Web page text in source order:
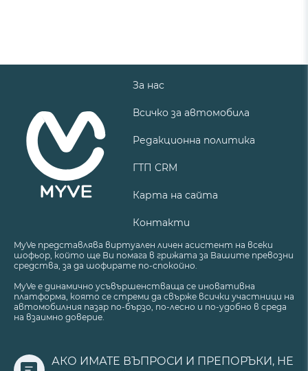
За нас
Всичко за автомобила
Редакционна политика
ГТП CRM
Карта на сайта
Контакти
MyVe представлява виртуален личен асистент на всеки
шофьор, който ще Ви помага в грижата за Вашите превозни
средства, за да шофирате по-спокойно.
MyVe е динамично усъвършенстваща се иновативна
платформа, която се стреми да свърже всички участници на
автомобилния пазар по-бързо, по-лесно и по-удобно в среда
на взаимно доверие.
АКО ИМАТЕ ВЪПРОСИ И ПРЕПОРЪКИ, НЕ